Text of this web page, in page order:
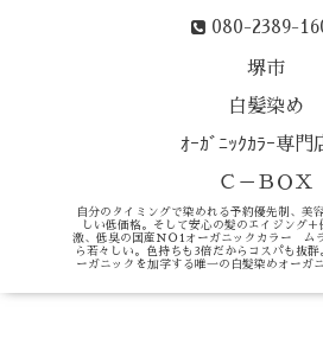
080-2389-
堺市
白髪染め
ｵｰｶﾞﾆｯｸｶﾗｰ専門
Ｃ－ＢＯＸ
自分のタイミングで染めれる予約優先制、美
しい低価格。そして安心の髪のエイジング＋
激、低臭の国産ＮＯ1オーガニックカラー ム
ら若々しい。色持ちも3倍だからコスパも抜
ーガニックを加学する唯一の白髪染めオーガ